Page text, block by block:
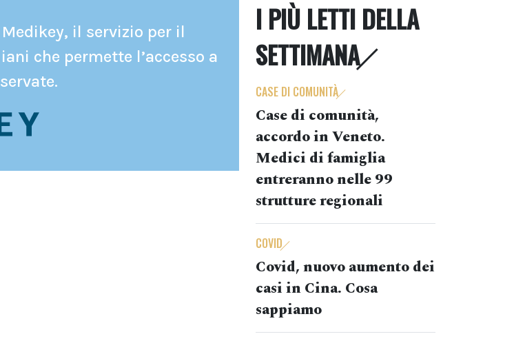
il servizio per il
che permette l’accesso a
I PIÙ LETTI DELLA
SETTIMANA
CASE DI COMUNITÀ
Case di comunità,
accordo in Veneto.
Medici di famiglia
entreranno nelle 99
strutture regionali
COVID
Covid, nuovo aumento dei
casi in Cina. Cosa
sappiamo